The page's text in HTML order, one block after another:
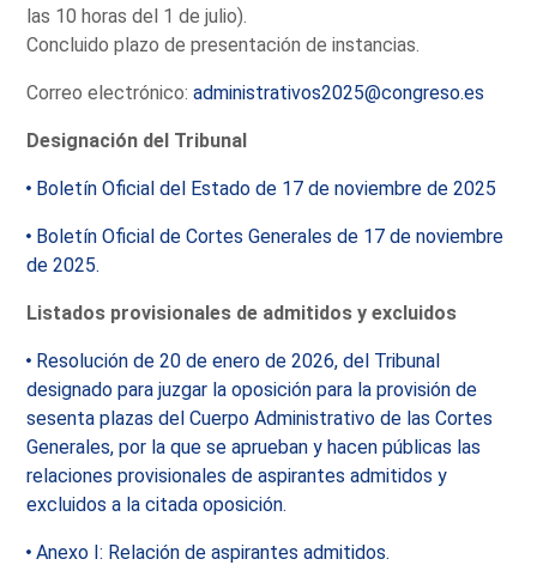
las 10 horas del 1 de julio).
Concluido plazo de presentación de instancias.
Correo electrónico:administrativos2025@congreso.es
Designación del Tribunal
Boletín Oficial del Estado de 17 de noviembre de 2025
Boletín Oficial de Cortes Generales de 17 de noviembre
de 2025.
Listados provisionales de admitidos y excluidos
Resolución de 20 de enero de 2026, del Tribunal
designado para juzgar la oposición para la provisión de
sesenta plazas del Cuerpo Administrativo de las Cortes
Generales, por la que se aprueban y hacen públicas las
relaciones provisionales de aspirantes admitidos y
excluidos a la citada oposición.
Anexo I: Relación de aspirantes admitidos.